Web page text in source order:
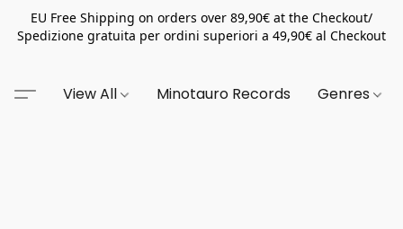
EU Free Shipping on orders over 89,90€ at the Checkout/
Spedizione gratuita per ordini superiori a 49,90€ al Checkout
View All Minotauro Records Genres